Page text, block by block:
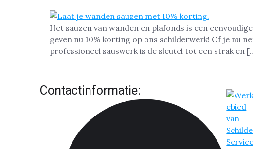
Het sauzen van wanden en plafonds is een
geven nu 10% korting op ons schilderwerk! Of je nu
professioneel sauswerk is de sleutel tot een strak en
Contactinformatie: